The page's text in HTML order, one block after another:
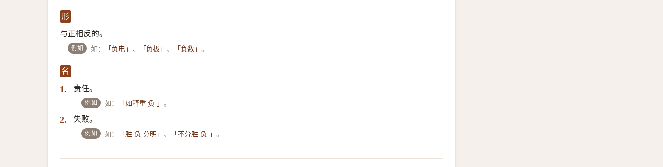
形
与正相反的。
例如 如： 「负电」 、 「负极」 、 「负数」。
名
1. 责任。
例如 如： 「如释重 负 」。
2. 失败。
例如 如： 「胜 负 分明」 、 「不分胜 负 」。